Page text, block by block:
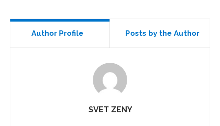
Author Profile Posts by the Author
SVET ZENY